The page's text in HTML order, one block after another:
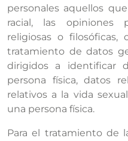
personales aquellos
racial, las opiniones
religiosas o
tratamiento de datos
dirigidos a identificar
persona física, datos
relativos a la vida
una persona física.
Para el tratamiento de